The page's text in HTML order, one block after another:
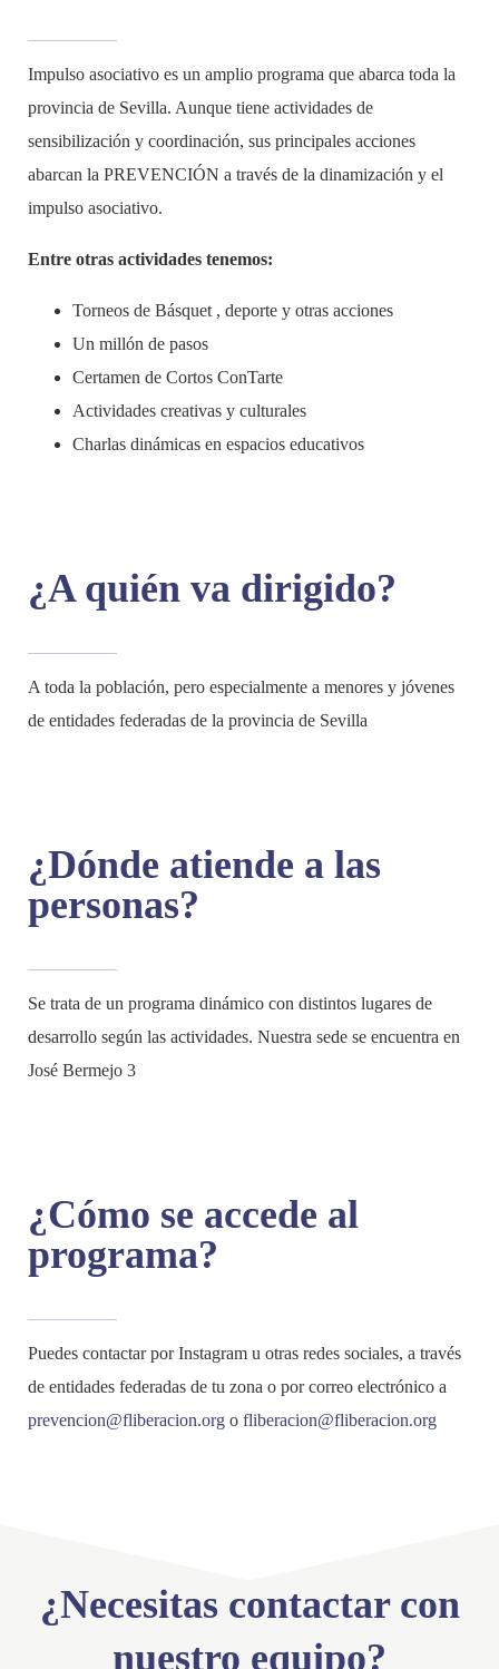
Impulso asociativo es un amplio programa que abarca toda la
provincia de Sevilla. Aunque tiene actividades de
sensibilización y coordinación, sus principales acciones
abarcan la PREVENCIÓN a través de la dinamización y el
impulso asociativo.
Entre otras actividades tenemos:
Torneos de Básquet , deporte y otras acciones
Un millón de pasos
Certamen de Cortos ConTarte
Actividades creativas y culturales
Charlas dinámicas en espacios educativos
¿A quién va dirigido?
A toda la población, pero especialmente a menores y jóvenes
de entidades federadas de la provincia de Sevilla
¿Dónde atiende a las
personas?
Se trata de un programa dinámico con distintos lugares de
desarrollo según las actividades. Nuestra sede se encuentra en
José Bermejo 3
¿Cómo se accede al
programa?
Puedes contactar por Instagram u otras redes sociales, a través
de entidades federadas de tu zona o por correo electrónico a
prevencion@fliberacion.org o fliberacion@fliberacion.org
¿Necesitas contactar con
nuestro equipo?